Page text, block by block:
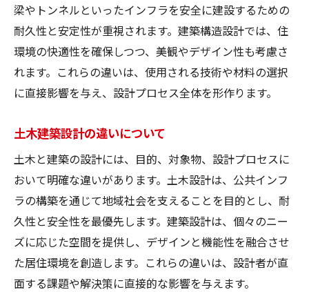
梁やトンネルといったインフラを安全に建設するための
耐久性と安定性が重視されます。建築構造設計では、住
環境の快適性を確保しつつ、美観やデザイン性も考慮さ
れます。これらの違いは、使用される技術や材料の選択
に直接影響を与え、設計プロセス全体を形作ります。
土木建築設計の違いについて
土木と建築の設計には、目的、対象物、設計プロセスに
おいて明確な違いがあります。土木設計は、公共インフ
ラの構築を通じて地域社会を支えることを目的とし、耐
久性と安全性を最優先します。建築設計は、個々のニー
ズに応じた空間を提供し、デザインと機能性を融合させ
た居住環境を創造します。これらの違いは、設計者が直
面する課題や解決策に直接的な影響を与えます。